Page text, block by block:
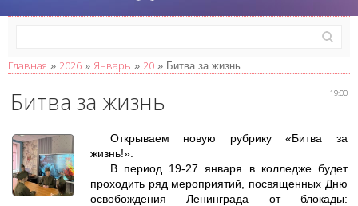
Главная » 2026 » Январь » 20 » Битва за жизнь
19:00
Битва за жизнь
Открываем новую рубрику «Битва за
жизнь!».
В период 19-27 января в колледже будет
проходить ряд мероприятий, посвященных Дню
освобождения Ленинграда от блокады: